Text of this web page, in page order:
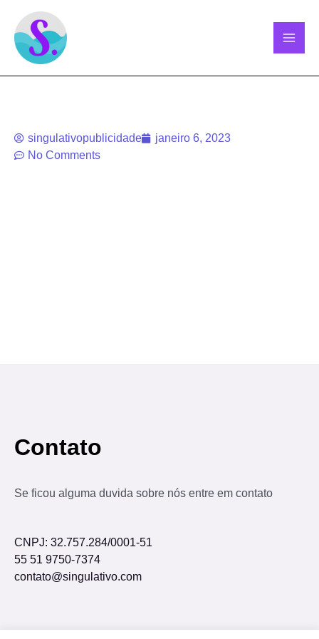
para
conteúdo
singulativopublicidade
janeiro 6, 2023
No Comments
Contato
Se ficou alguma duvida sobre nós entre em contato
CNPJ: 32.757.284/0001-51
55 51 9750-7374
contato@singulativo.com